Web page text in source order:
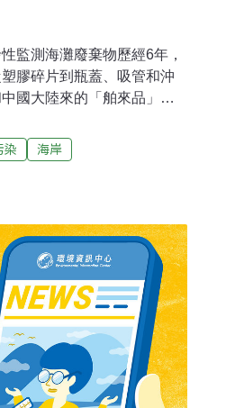
監測海灘廢棄物歷經6年，
膠碎片到瓶蓋、吸管和沖
國大陸來的「舶來品」參
恰當掩埋場提出補助移除
高，3年來相關縣市遲遲沒
染
海岸